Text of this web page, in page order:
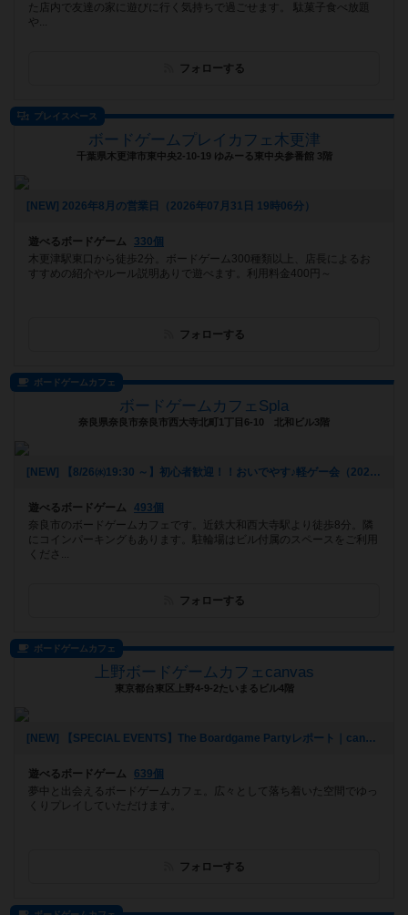
た店内で友達の家に遊びに行く気持ちで過ごせます。 駄菓子食べ放題
や...
フォローする
プレイスペース
ボードゲームプレイカフェ木更津
千葉県木更津市東中央2-10-19 ゆみーる東中央参番館 3階
[NEW] 2026年8月の営業日（2026年07月31日 19時06分）
遊べるボードゲーム
330個
木更津駅東口から徒歩2分。ボードゲーム300種類以上、店長によるお
すすめの紹介やルール説明ありで遊べます。利用料金400円～
フォローする
ボードゲームカフェ
ボードゲームカフェSpla
奈良県奈良市奈良市西大寺北町1丁目6-10 北和ビル3階
[NEW] 【8/26㈬19:30 ～】初心者歓迎！！おいでやす♪軽ゲー会（2026年07月29日 19時38分）
遊べるボードゲーム
493個
奈良市のボードゲームカフェです。近鉄大和西大寺駅より徒歩8分。隣
にコインパーキングもあります。駐輪場はビル付属のスペースをご利用
くださ...
フォローする
ボードゲームカフェ
上野ボードゲームカフェcanvas
東京都台東区上野4-9-2たいまるビル4階
[NEW] 【SPECIAL EVENTS】The Boardgame Partyレポート｜canvas Girl's Day｜2026/7/24（2026年07月25日 22時12分）
遊べるボードゲーム
639個
夢中と出会えるボードゲームカフェ。広々として落ち着いた空間でゆっ
くりプレイしていただけます。
フォローする